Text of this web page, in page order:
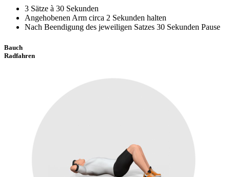
3 Sätze à 30 Sekunden
Angehobenen Arm circa 2 Sekunden halten
Nach Beendigung des jeweiligen Satzes 30 Sekunden Pause
Bauch
Radfahren